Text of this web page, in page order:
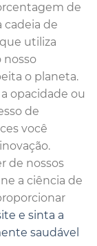
de
cadeia de
utiliza
nosso
o planeta.
opacidade ou
de
você
de nossos
a ciência de
e sinta a
saudável